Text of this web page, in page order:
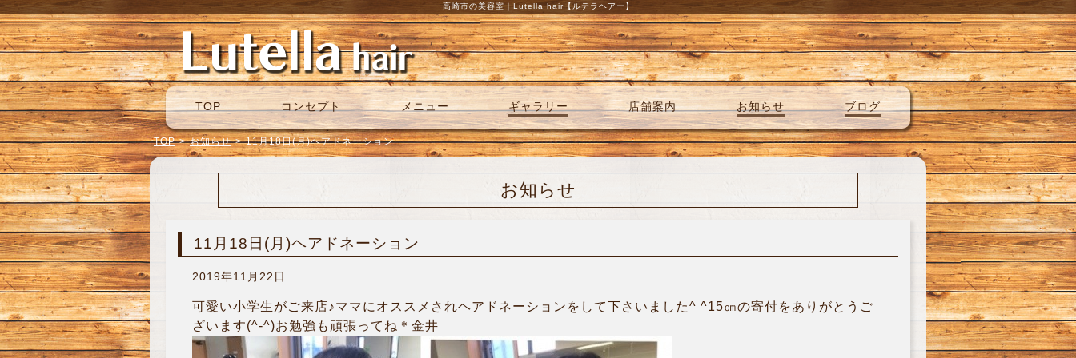
高崎市の美容室｜Lutella hair【ルテラヘアー】
TOP コンセプト メニュー ギャラリー 店舗案内 お知らせ ブログ
TOP > お知らせ > 11月18日(月)ヘアドネーション
お知らせ
11月18日(月)ヘアドネーション
2019年11月22日
可愛い小学生がご来店♪ママにオススメされヘアドネーションをして下さいました^ ^15㎝の寄付をありがとうご
ざいます(^-^)お勉強も頑張ってね＊金井